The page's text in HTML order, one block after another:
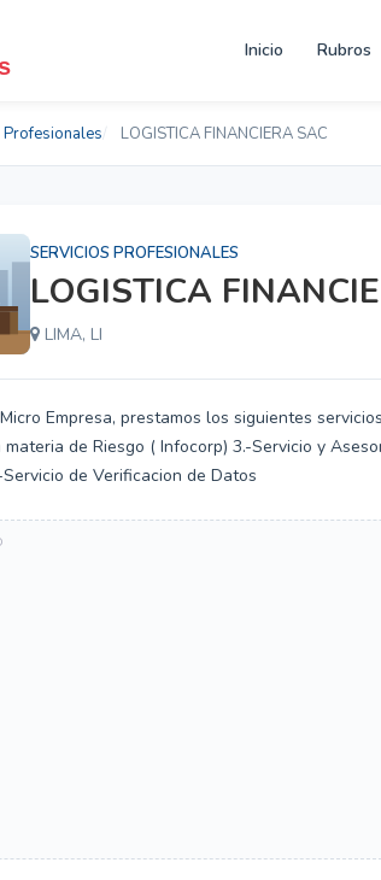
Inicio Rubros
Profesionales LOGISTICA FINANCIERA SAC
SERVICIOS PROFESIONALES
LOGISTICA
LIMA, LI
Empresa, prestamos los siguientes
de Riesgo ( Infocorp) 3.-Servicio y
de Verificacion de Datos